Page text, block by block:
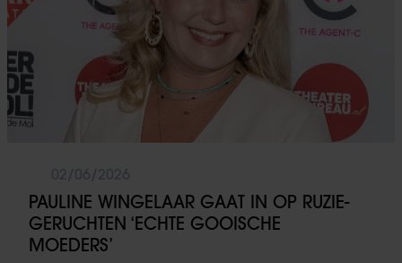
PAULINE WINGELAAR GAAT IN OP RUZIE-
GERUCHTEN ‘ECHTE GOOISCHE
MOEDERS’